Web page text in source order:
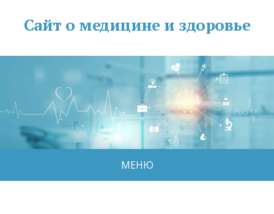
Сайт о медицине и здоровье
МЕНЮ